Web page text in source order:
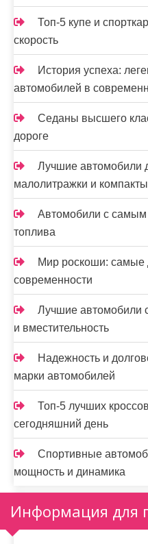
Топ-5 купе и
скорость
История успеха:
автомобилей в
Седаны высшего
дороге
Лучшие автомобили
малолитражки и компакты
Автомобили с
топлива
Мир роскоши: самые
современности
Лучшие автомобили
и вместительность
Надежность и
марки автомобилей
Топ-5 лучших
сегодняшний день
Спортивные
мощность и динамика
Информация для